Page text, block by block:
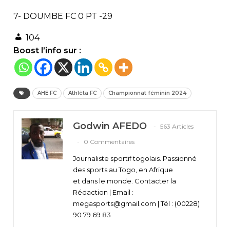
7- DOUMBE FC 0 PT -29
104
Boost l’info sur :
AHE FC Athlèta FC Championnat féminin 2024
Godwin AFEDO
563 Articles
0 Commentaires
Journaliste sportif togolais. Passionné
des sports au Togo, en Afrique
et dans le monde. Contacter la
Rédaction | Email :
megasports@gmail.com | Tél : (00228)
90 79 69 83